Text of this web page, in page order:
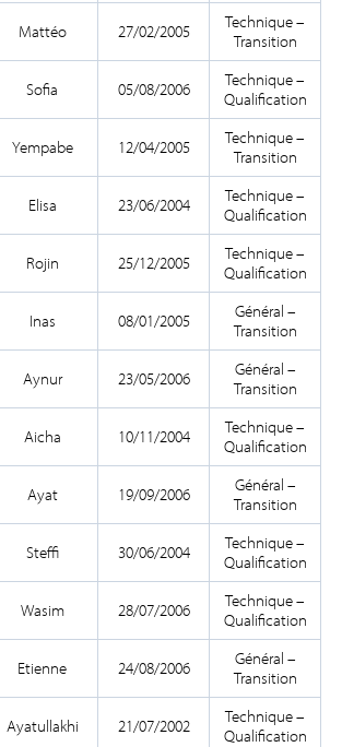
Mattéo 27/02/2005
Technique –
Transition
Sofia 05/08/2006
Technique –
Qualification
Yempabe 12/04/2005
Technique –
Transition
Elisa 23/06/2004
Technique –
Qualification
Rojin 25/12/2005
Technique –
Qualification
Inas 08/01/2005
Général –
Transition
Aynur 23/05/2006
Général –
Transition
Aicha 10/11/2004
Technique –
Qualification
Ayat 19/09/2006
Général –
Transition
Steffi 30/06/2004
Technique –
Qualification
Wasim 28/07/2006
Technique –
Qualification
Etienne 24/08/2006
Général –
Transition
Ayatullakhi 21/07/2002
Technique –
Qualification